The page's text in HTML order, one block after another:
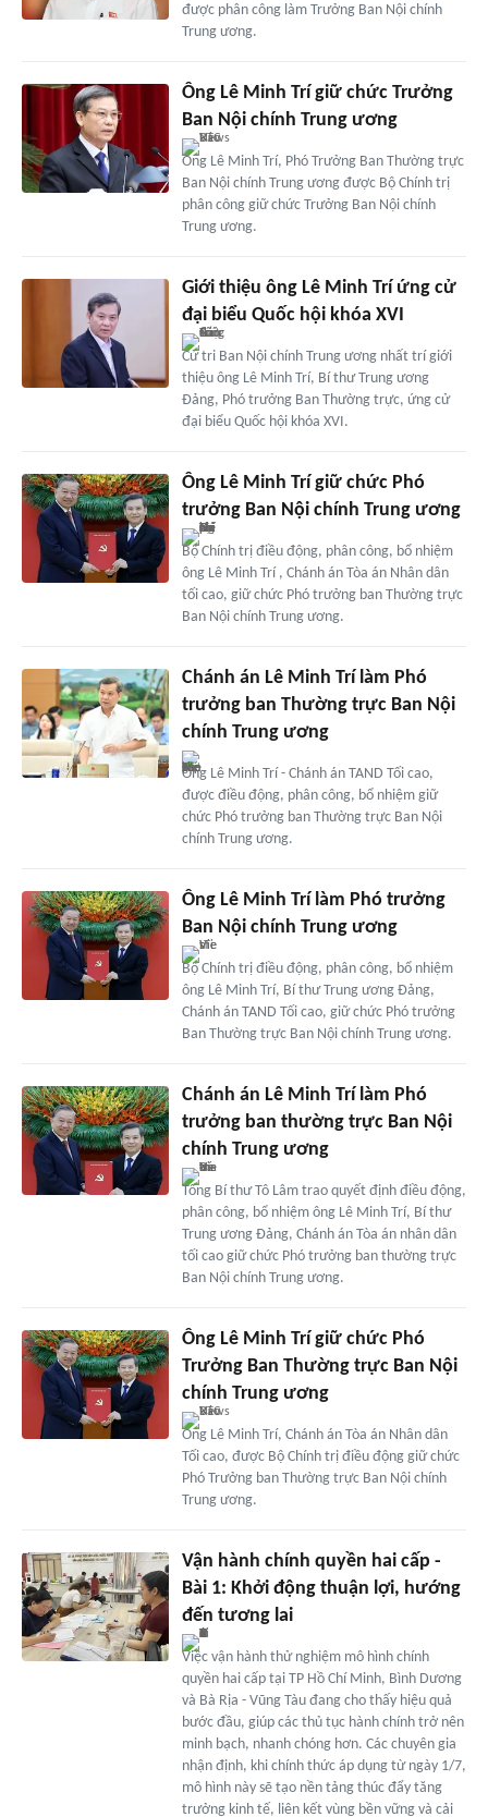
được phân công làm Trưởng Ban Nội chính
Trung ương.
Ông Lê Minh Trí giữ chức Trưởng
Ban Nội chính Trung ương
Ông Lê Minh Trí, Phó Trưởng Ban Thường trực
Ban Nội chính Trung ương được Bộ Chính trị
phân công giữ chức Trưởng Ban Nội chính
Trung ương.
Giới thiệu ông Lê Minh Trí ứng cử
đại biểu Quốc hội khóa XVI
Cử tri Ban Nội chính Trung ương nhất trí giới
thiệu ông Lê Minh Trí, Bí thư Trung ương
Đảng, Phó trưởng Ban Thường trực, ứng cử
đại biểu Quốc hội khóa XVI.
Ông Lê Minh Trí giữ chức Phó
trưởng Ban Nội chính Trung ương
Bộ Chính trị điều động, phân công, bổ nhiệm
ông Lê Minh Trí , Chánh án Tòa án Nhân dân
tối cao, giữ chức Phó trưởng ban Thường trực
Ban Nội chính Trung ương.
Chánh án Lê Minh Trí làm Phó
trưởng ban Thường trực Ban Nội
chính Trung ương
Ông Lê Minh Trí - Chánh án TAND Tối cao,
được điều động, phân công, bổ nhiệm giữ
chức Phó trưởng ban Thường trực Ban Nội
chính Trung ương.
Ông Lê Minh Trí làm Phó trưởng
Ban Nội chính Trung ương
Bộ Chính trị điều động, phân công, bổ nhiệm
ông Lê Minh Trí, Bí thư Trung ương Đảng,
Chánh án TAND Tối cao, giữ chức Phó trưởng
Ban Thường trực Ban Nội chính Trung ương.
Chánh án Lê Minh Trí làm Phó
trưởng ban thường trực Ban Nội
chính Trung ương
Tổng Bí thư Tô Lâm trao quyết định điều động,
phân công, bổ nhiệm ông Lê Minh Trí, Bí thư
Trung ương Đảng, Chánh án Tòa án nhân dân
tối cao giữ chức Phó trưởng ban thường trực
Ban Nội chính Trung ương.
Ông Lê Minh Trí giữ chức Phó
Trưởng Ban Thường trực Ban Nội
chính Trung ương
Ông Lê Minh Trí, Chánh án Tòa án Nhân dân
Tối cao, được Bộ Chính trị điều động giữ chức
Phó Trưởng ban Thường trực Ban Nội chính
Trung ương.
Vận hành chính quyền hai cấp -
Bài 1: Khởi động thuận lợi, hướng
đến tương lai
Việc vận hành thử nghiệm mô hình chính
quyền hai cấp tại TP Hồ Chí Minh, Bình Dương
và Bà Rịa - Vũng Tàu đang cho thấy hiệu quả
bước đầu, giúp các thủ tục hành chính trở nên
minh bạch, nhanh chóng hơn. Các chuyên gia
nhận định, khi chính thức áp dụng từ ngày 1/7,
mô hình này sẽ tạo nền tảng thúc đẩy tăng
trưởng kinh tế, liên kết vùng bền vững và cải